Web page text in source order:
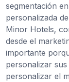
segmentación
personalizada
Minor Hotels,
desde el
importante
personalizar
personalizar el